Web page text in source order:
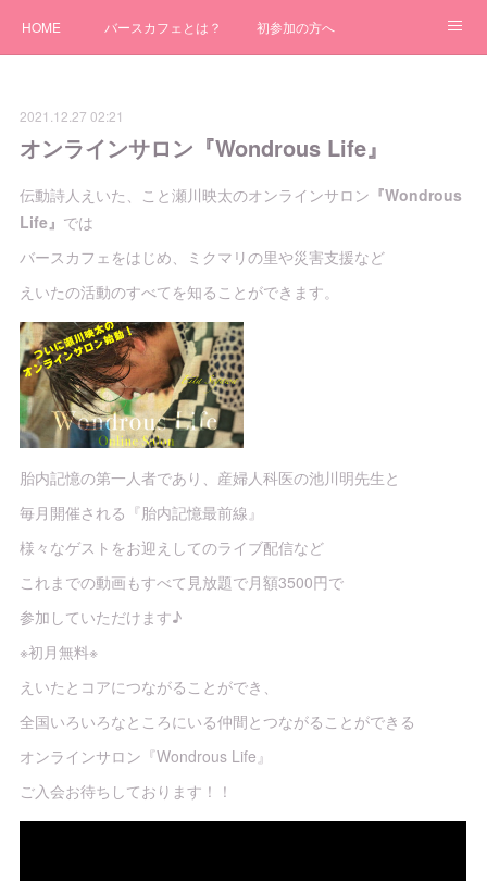
HOME バースカフェとは？ 初参加の方へ
2021.12.27 02:21
オンラインサロン『Wondrous Life』
伝動詩人えいた、こと瀬川映太のオンラインサロン 『Wondrous
Life』 では
バースカフェをはじめ、ミクマリの里や災害支援など
えいたの活動のすべてを知ることができます。
胎内記憶の第一人者であり、産婦人科医の池川明先生と
毎月開催される『胎内記憶最前線』
様々なゲストをお迎えしてのライブ配信など
これまでの動画もすべて見放題で月額3500円で
参加していただけます♪
※初月無料※
えいたとコアにつながることができ、
全国いろいろなところにいる仲間とつながることができる
オンラインサロン『Wondrous Life』
ご入会お待ちしております！！